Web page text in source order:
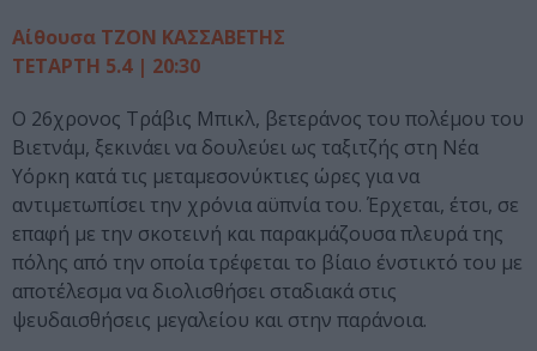
Αίθουσα ΤΖΟΝ ΚΑΣΣΑΒΕΤΗΣ
ΤΕΤΑΡΤΗ 5.4 | 20:30
Ο 26χρονος Τράβις Μπικλ, βετεράνος του πολέμου του
Βιετνάμ, ξεκινάει να δουλεύει ως ταξιτζής στη Νέα
Υόρκη κατά τις μεταμεσονύκτιες ώρες για να
αντιμετωπίσει την χρόνια αϋπνία του. Έρχεται, έτσι, σε
επαφή με την σκοτεινή και παρακμάζουσα πλευρά της
πόλης από την οποία τρέφεται το βίαιο ένστικτό του με
αποτέλεσμα να διολισθήσει σταδιακά στις
ψευδαισθήσεις μεγαλείου και στην παράνοια.